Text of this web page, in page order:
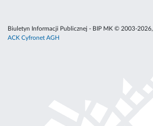
Biuletyn Informacji Publicznej - BIP MK © 2003-2026,
ACK Cyfronet AGH